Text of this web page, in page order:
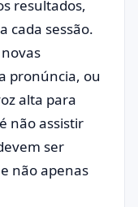
resultados,
cada sessão.
pronúncia, ou
alta para
não assistir
ser
não apenas